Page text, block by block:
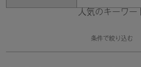
人気のキーワー
条件で絞り込む